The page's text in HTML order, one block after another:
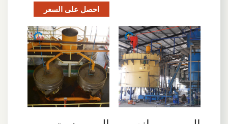
احصل على السعر